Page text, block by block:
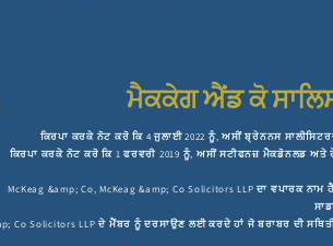
ਮੈਕਕੇਗ ਐਂਡ ਕੋ
ਕਿਰਪਾ ਕਰਕੇ ਨੋਟ ਕਰੋ ਕਿ 4 ਜੁਲਾਈ 2022 ਨੂੰ, ਅਸੀਂ ਬ੍ਰੇਨਨਸ
ਕਿਰਪਾ ਕਰਕੇ ਨੋਟ ਕਰੋ ਕਿ 1 ਫਰਵਰੀ 2019 ਨੂੰ, ਅਸੀਂ ਸਟੀਫਨਜ਼ ਮੈਕਡੋਨਲਡ
McKeag &amp; Co, McKeag &amp; Co Solicitors LLP ਦਾ ਵਪਾਰਕ
Co Solicitors LLP ਦੇ ਮੈਂਬਰ ਨੂੰ ਦਰਸਾਉਣ ਲਈ ਕਰਦੇ ਹਾਂ ਜੋ ਬਰਾਬਰ ਦੀ